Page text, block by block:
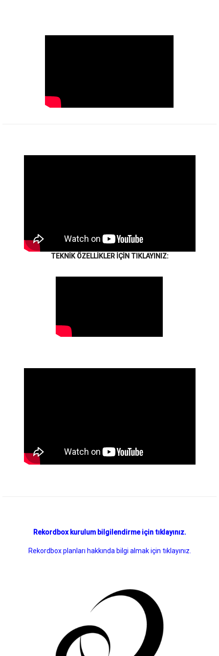
TEKNİK ÖZELLİKLER İÇİN TIKLAYINIZ:
Rekordbox kurulum bilgilendirme için tıklayınız.
Rekordbox planları hakkında bilgi almak için tıklayınız.